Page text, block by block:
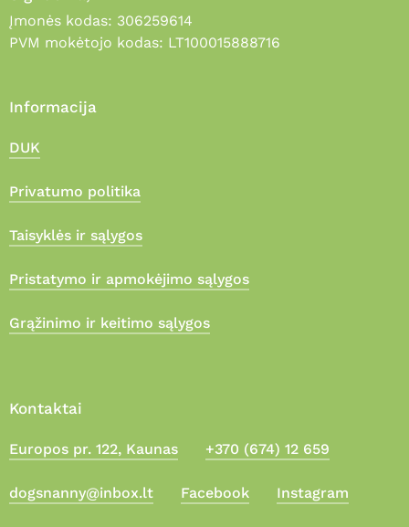
Suma:
Apmokėjimas
Įmonės kodas: 306259614
PVM mokėtojo kodas: LT100015888716
Informacija
DUK
Privatumo politika
Taisyklės ir sąlygos
Pristatymo ir apmokėjimo sąlygos
Grąžinimo ir keitimo sąlygos
Kontaktai
Europos pr. 122, Kaunas +370 (674) 12 659
dogsnanny@inbox.lt Facebook Instagram